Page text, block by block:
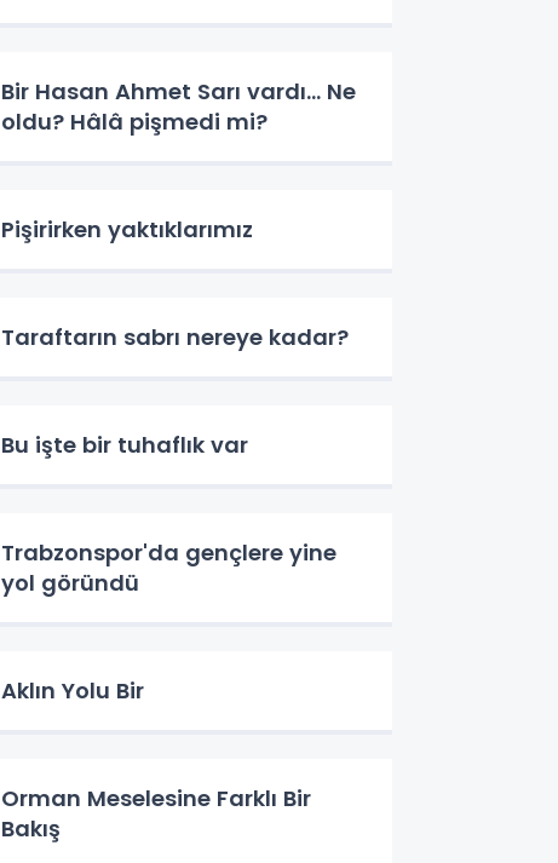
Bir Hasan Ahmet Sarı vardı... Ne
oldu? Hâlâ pişmedi mi?
Pişirirken yaktıklarımız
Taraftarın sabrı nereye kadar?
Bu işte bir tuhaflık var
Trabzonspor'da gençlere yine
yol göründü
Aklın Yolu Bir
Orman Meselesine Farklı Bir
Bakış